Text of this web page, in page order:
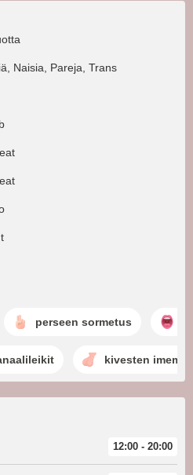
Naisia, Pareja, Trans
perseen sormetus
kivesten
12:00 - 20:00